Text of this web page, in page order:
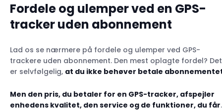
Fordele og ulemper ved en GPS-
tracker uden abonnement
Lad os se nærmere på fordele og ulemper ved GPS-
trackere uden abonnement. Den mest oplagte fordel? Det
er selvfølgelig, at du ikke behøver betale
Men den pris, du betaler for en GPS-tracker, afspejler
enhedens kvalitet, den service og de funktioner, du får.